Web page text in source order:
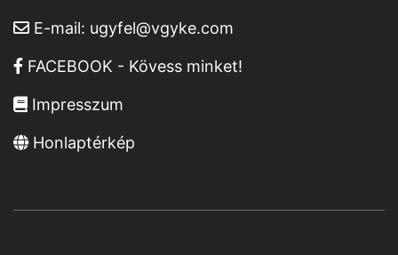
E-mail: ugyfel@vgyke.com
FACEBOOK - Kövess minket!
Impresszum
Honlaptérkép